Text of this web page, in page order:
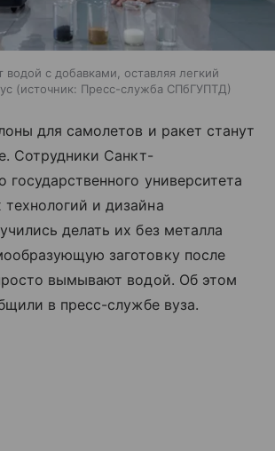
с добавками, оставляя легкий
источник: Пресс-служба СПбГУПТД
для самолетов и ракет станут
Сотрудники Санкт-
государственного университета
и дизайна
делать их без металла
заготовку после
вымывают водой. Об этом
в пресс-службе вуза.